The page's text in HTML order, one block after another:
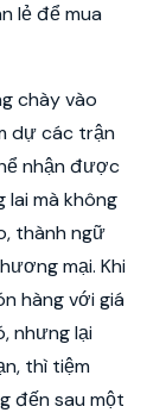
lẻ để mua
chày vào
dự các trận
nhận được
mà không
thành ngữ
mại. Khi
hàng với giá
nhưng lại
thì tiệm
đến sau một